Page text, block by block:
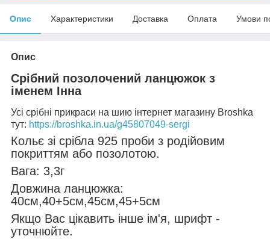
Опис Характеристики Доставка Оплата Умови
Опис
Срібний позолочений ланцюжок з
іменем Інна
Усі срібні прикраси на шию інтернет магазину Broshka
тут: https://broshka.in.ua/g45807049-sergi
Кольє зі срібла 925 проби з родійовим
покриттям або позолотою.
Вага: 3,3г
Довжина ланцюжка:
40см,40+5см,45см,45+5см
Якщо Вас цікавить інше ім'я, шрифт -
уточнюйте.